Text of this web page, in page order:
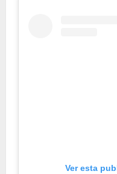
Ver esta